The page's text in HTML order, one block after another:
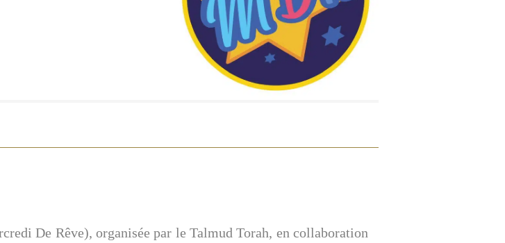
De Rêve), organisée par le Talmud Torah, en collaboration